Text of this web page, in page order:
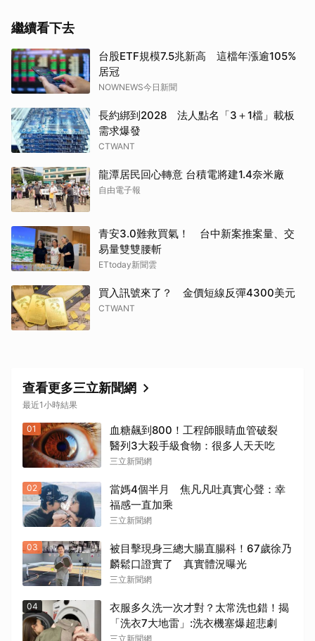
繼續看下去
台股ETF規模7.5兆新高 這檔年漲逾105%
居冠
NOWNEWS今日新聞
長約綁到2028 法人點名「3＋1檔」載板
需求爆發
CTWANT
龍潭居民回心轉意 台積電將建1.4奈米廠
自由電子報
青安3.0難救買氣！ 台中新案推案量、交
易量雙雙腰斬
ETtoday新聞雲
買入訊號來了？ 金價短線反彈4300美元
CTWANT
查看更多三立新聞網
最近1小時結果
01
血糖飆到800！工程師眼睛血管破裂
醫列3大殺手級食物：很多人天天吃
三立新聞網
02
當媽4個半月 焦凡凡吐真實心聲：幸
福感一直加乘
三立新聞網
03
被目擊現身三總大腸直腸科！67歲徐乃
麟鬆口證實了 真實體況曝光
三立新聞網
04
衣服多久洗一次才對？太常洗也錯！揭
「洗衣7大地雷」:洗衣機塞爆超悲劇
三立新聞網